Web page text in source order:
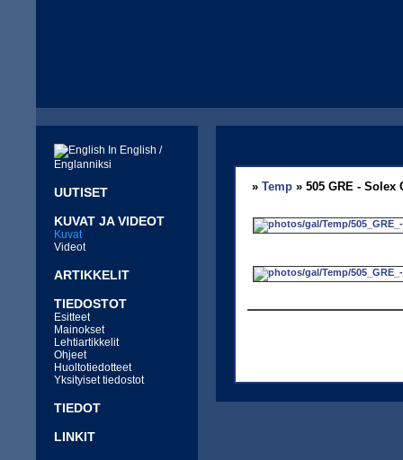
In English /
Englanniksi
UUTISET
KUVAT JA VIDEOT
Kuvat
Videot
ARTIKKELIT
TIEDOSTOT
Esitteet
Mainokset
Lehtiartikkelit
Ohjeet
Huoltotiedotteet
Yksityiset tiedostot
TIEDOT
LINKIT
» Temp » 505 GRE - Solex